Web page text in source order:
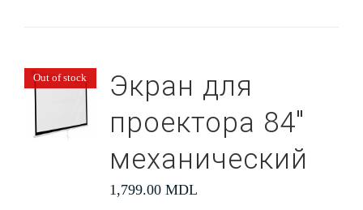
Out of stock
Экран для
проектора 84″
механический
1,799.00 MDL